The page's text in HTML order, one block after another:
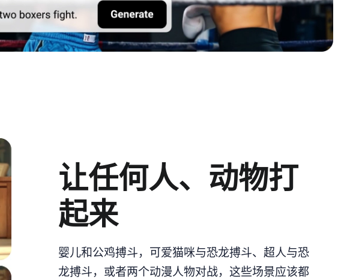
让任何人、动物打
起来
婴儿和公鸡搏斗，可爱猫咪与恐龙搏斗、超人与恐
龙搏斗，或者两个动漫人物对战，这些场景应该都